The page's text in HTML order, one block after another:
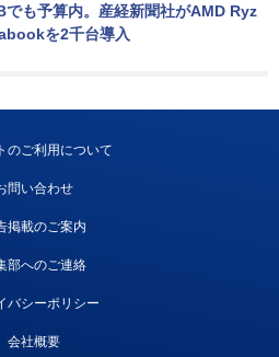
でも予算内。産経新聞社がAMD Ryz
を2千台導入
のご利用について
問い合わせ
掲載のご案内
部へのご連絡
バシーポリシー
会社概要